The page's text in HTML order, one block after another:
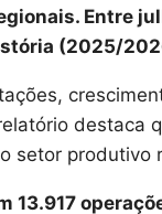
Entre
(2025/
destaca
setor produtivo
13.917